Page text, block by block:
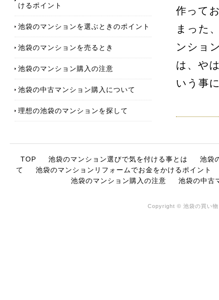
けるポイント
池袋のマンションを選ぶときのポイント
池袋のマンションを売るとき
池袋のマンション購入の注意
池袋の中古マンション購入について
理想の池袋のマンションを探して
作って
まった
ンショ
は、や
いう事
TOP 池袋のマンション選びで気を付ける事とは
池袋
て
池袋のマンションリフォームでお金をかけるポイント
池袋のマンション購入の注意
池袋の中古
Copyright © 池袋の買い